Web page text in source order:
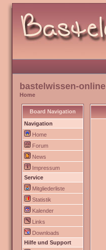
bastelwissen-online
Home
Board Navigation
Navigation
Home
Forum
News
Impressum
Service
Mitgliederliste
Statistik
Kalender
Links
Downloads
Hilfe und Support